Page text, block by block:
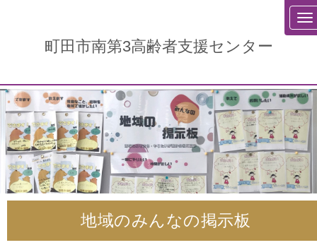
町田市南第3高齢者支援センター
地域のみんなの掲示板